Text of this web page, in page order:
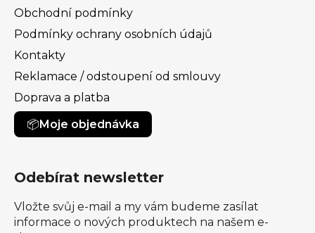
Obchodní podmínky
Podmínky ochrany osobních údajů
Kontakty
Reklamace / odstoupení od smlouvy
Doprava a platba
Moje objednávka
Odebírat newsletter
Vložte svůj e-mail a my vám budeme zasílat
informace o nových produktech na našem e-